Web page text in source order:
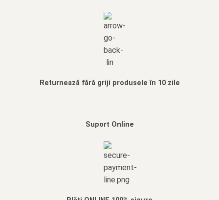
Returnează fără griji produsele în 10 zile
Suport Online